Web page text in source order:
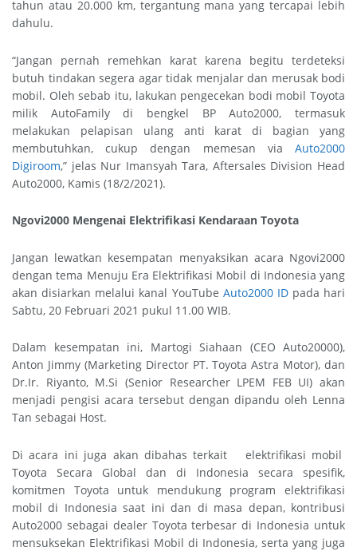
tahun atau 20.000 km, tergantung mana yang tercapai lebih
dahulu.
“Jangan pernah remehkan karat karena begitu terdeteksi
butuh tindakan segera agar tidak menjalar dan merusak bodi
mobil. Oleh sebab itu, lakukan pengecekan bodi mobil Toyota
milik AutoFamily di bengkel BP Auto2000, termasuk
melakukan pelapisan ulang anti karat di bagian yang
membutuhkan, cukup dengan memesan via Auto2000
Digiroom,” jelas Nur Imansyah Tara, Aftersales Division Head
Auto2000, Kamis (18/2/2021).
Ngovi2000 Mengenai Elektrifikasi Kendaraan Toyota
Jangan lewatkan kesempatan menyaksikan acara Ngovi2000
dengan tema Menuju Era Elektrifikasi Mobil di Indonesia yang
akan disiarkan melalui kanal YouTube Auto2000 IDpada hari
Sabtu, 20 Februari 2021 pukul 11.00 WIB.
Dalam kesempatan ini, Martogi Siahaan (CEO Auto20000),
Anton Jimmy (Marketing Director PT. Toyota Astra Motor), dan
Dr.Ir. Riyanto, M.Si (Senior Researcher LPEM FEB UI) akan
menjadi pengisi acara tersebut dengan dipandu oleh Lenna
Tan sebagai Host.
Di acara ini juga akan dibahas terkait elektrifikasi mobil
Toyota Secara Global dan di Indonesia secara spesifik,
komitmen Toyota untuk mendukung program elektrifikasi
mobil di Indonesia saat ini dan di masa depan, kontribusi
Auto2000 sebagai dealer Toyota terbesar di Indonesia untuk
mensuksekan Elektrifikasi Mobil di Indonesia, serta yang juga